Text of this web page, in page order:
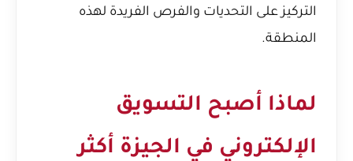
التركيز على التحديات والفرص الفريدة لهذه
المنطقة.
لماذا أصبح التسويق
الإلكتروني في الجيزة أكثر